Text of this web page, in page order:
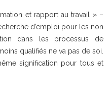
et rapport au travail » –
d’emploi pour les non
dans les processus de
qualifiés ne va pas de soi.
signification pour tous et